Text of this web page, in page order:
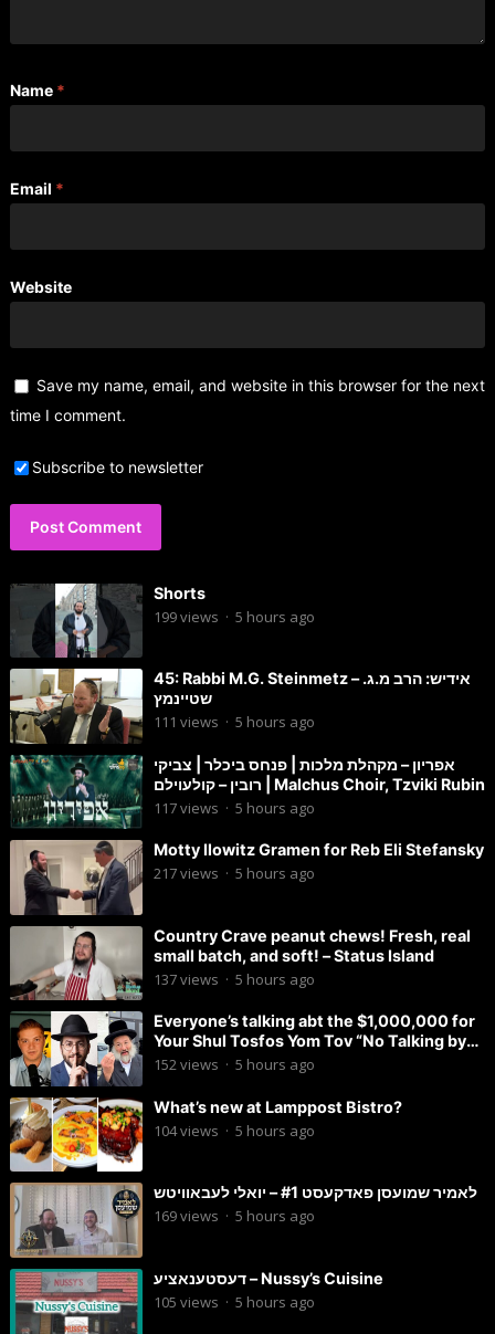
Name *
Email *
Website
Save my name, email, and website in this browser for the next
time I comment.
Subscribe to newsletter
Shorts
199views · 5 hours ago
45: Rabbi M.G. Steinmetz – אידיש: הרב מ.ג.
שטיינמץ
111 views · 5 hours ago
אפריון – מקהלת מלכות | פנחס ביכלר | צביקי
רובין – קולעוילם | Malchus Choir, Tzviki Rubin
117views · 5 hours ago
Motty Ilowitz Gramen for Reb Eli Stefansky
217views · 5 hours ago
Country Crave peanut chews! Fresh, real
small batch, and soft! – Status Island
137views · 5 hours ago
Everyone’s talking abt the $1,000,000 for
Your Shul Tosfos Yom Tov “No Talking by
Davening” movement
152views · 5 hours ago
What’s new at Lamppost Bistro?
104views · 5 hours ago
לאמיר שמועסן פאדקעסט #1 – יואלי לעבאוויטש
169views · 5 hours ago
דעסטענאציע – Nussy’s Cuisine
105 views · 5 hours ago